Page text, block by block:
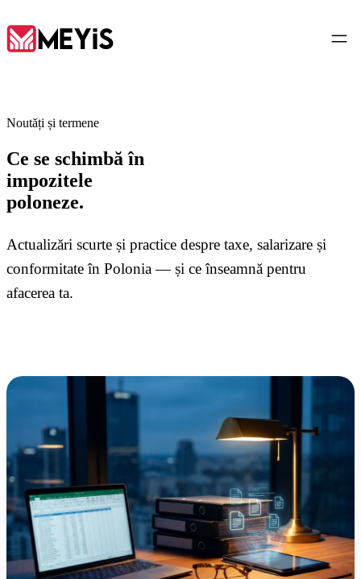
01Acasă
02 Despre noi
03Servicii
05 Blog
Saldeo
Contact
Noutăți și termene
Ce se schimbă în
impozitele
poloneze.
Actualizări scurte și practice despre taxe, salarizare și
conformitate în Polonia — și ce înseamnă pentru
afacerea ta.